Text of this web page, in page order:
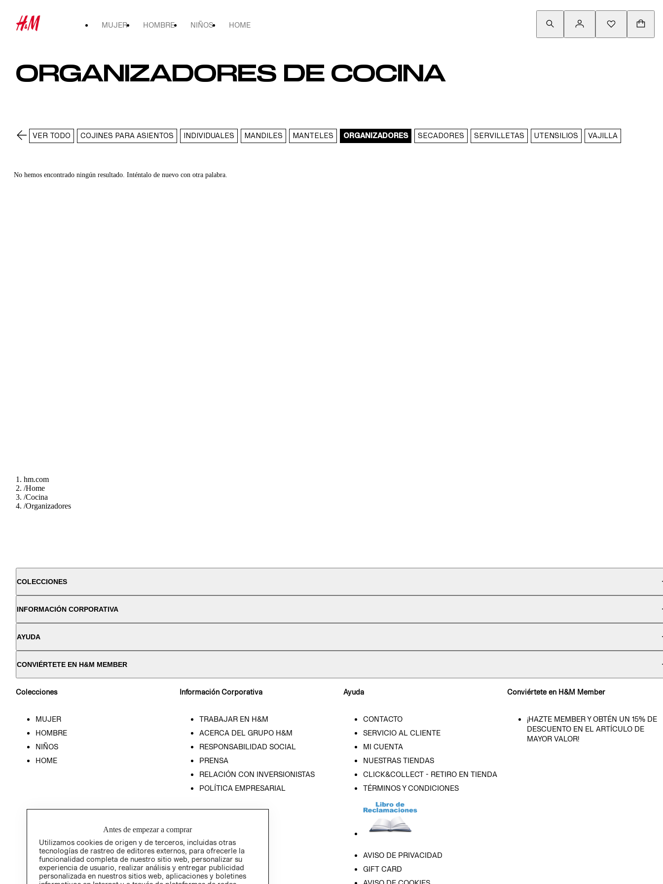
MUJER HOMBRE NIÑOS HOME
ORGANIZADORES DE COCINA
VER TODO COJINES PARA ASIENTOS INDIVIDUALES MANDILES MANTELES ORGANIZADORES SECADORES SERVILLETAS UTENSILIOS VAJILLA
No hemos encontrado ningún resultado. Inténtalo de nuevo con otra palabra.
hm.com
/Home
/Cocina
/Organizadores
COLECCIONES
INFORMACIÓN CORPORATIVA
AYUDA
CONVIÉRTETE EN H&M MEMBER
Colecciones
MUJER
HOMBRE
NIÑOS
HOME
Información Corporativa
TRABAJAR EN H&M
ACERCA DEL GRUPO H&M
RESPONSABILIDAD SOCIAL
PRENSA
RELACIÓN CON INVERSIONISTAS
POLÍTICA EMPRESARIAL
Ayuda
CONTACTO
SERVICIO AL CLIENTE
MI CUENTA
NUESTRAS TIENDAS
CLICK&COLLECT - RETIRO EN TIENDA
TÉRMINOS Y CONDICIONES
AVISO DE PRIVACIDAD
GIFT CARD
Conviértete en H&M Member
¡HAZTE MEMBER Y OBTÉN UN 15% DE
DESCUENTO EN EL ARTÍCULO DE
MAYOR VALOR!
Antes de empezar a comprar
Utilizamos cookies de origen y de terceros, incluidas otras
tecnologías de rastreo de editores externos, para ofrecerle la
funcionalidad completa de nuestro sitio web, personalizar su
experiencia de usuario, realizar análisis y entregar publicidad
personalizada en nuestros sitios web, aplicaciones y boletines